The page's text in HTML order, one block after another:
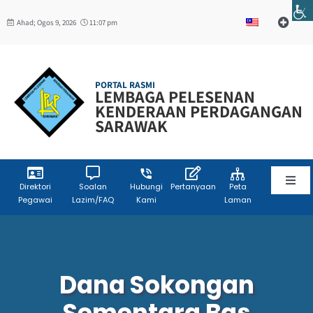
to
Ahad; Ogos 9, 2026 11:07 pm
Toggle
W3C
PORTAL RASMI
LEMBAGA PELESENAN
KENDERAAN PERDAGANGAN
SARAWAK
Direktori
Pegawai
Soalan
Lazim/FAQ
Hubungi
Kami
Pertanyaan
Peta
Laman
Sumber Maklumat
Dana Sokongan